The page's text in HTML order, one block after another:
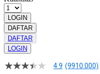
LOGIN
DAFTAR
DAFTAR
LOGIN
4.9
4.9 (9910.000)